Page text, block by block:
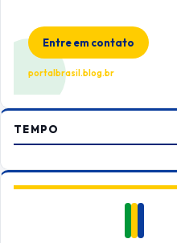
Entre em contato
portalbrasil.blog.br
TEMPO